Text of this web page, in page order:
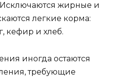
жирные и
легкие корма:
кефир и хлеб.
иногда остаются
требующие